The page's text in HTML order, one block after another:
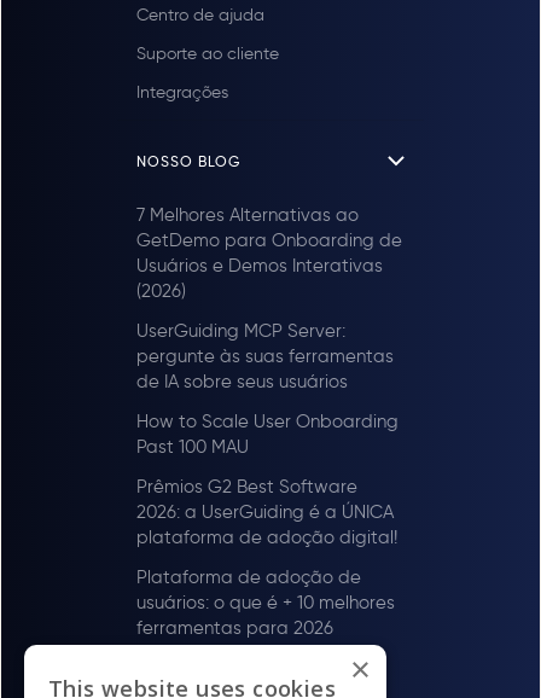
Centro de ajuda
Suporte ao cliente
Integrações
NOSSO BLOG
7 Melhores Alternativas ao
GetDemo para Onboarding de
Usuários e Demos Interativas
(2026)
UserGuiding MCP Server:
pergunte às suas ferramentas
de IA sobre seus usuários
How to Scale User Onboarding
Past 100 MAU
Prêmios G2 Best Software
2026: a UserGuiding é a ÚNICA
plataforma de adoção digital!
Plataforma de adoção de
usuários: o que é + 10 melhores
ferramentas para 2026
Onboarding de Usuários em
HealthTech: Um estudo de 13
×
This website uses cookies